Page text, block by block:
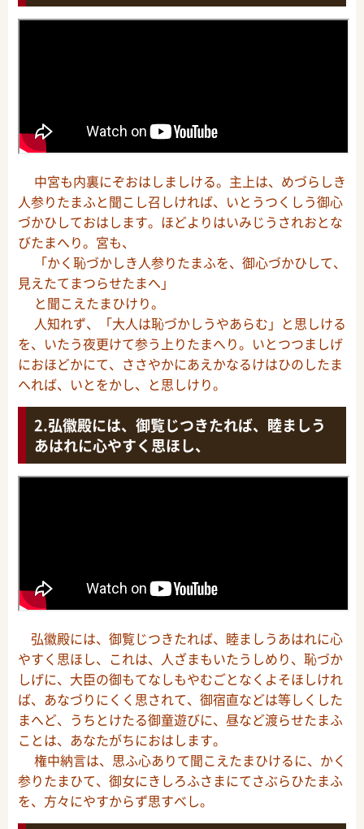
中宮も内裏にぞおはしましける。主上は、めづらしき
人参りたまふと聞こし召しければ、いとうつくしう御心
づかひしておはします。ほどよりはいみじうされおとな
びたまへり。宮も、
「かく恥づかしき人参りたまふを、御心づかひして、
見えたてまつらせたまへ」
と聞こえたまひけり。
人知れず、「大人は恥づかしうやあらむ」と思しける
を、いたう夜更けて参う上りたまへり。いとつつましげ
におほどかにて、ささやかにあえかなるけはひのしたま
へれば、いとをかし、と思しけり。
弘徽殿には、御覧じつきたれば、睦ましう
あはれに心やすく思ほし、
弘徽殿には、御覧じつきたれば、睦ましうあはれに心
やすく思ほし、これは、人ざまもいたうしめり、恥づか
しげに、大臣の御もてなしもやむごとなくよそほしけれ
ば、あなづりにくく思されて、御宿直などは等しくした
まへど、うちとけたる御童遊びに、昼など渡らせたまふ
ことは、あなたがちにおはします。
権中納言は、思ふ心ありて聞こえたまひけるに、かく
参りたまひて、御女にきしろふさまにてさぶらひたまふ
を、方々にやすからず思すべし。